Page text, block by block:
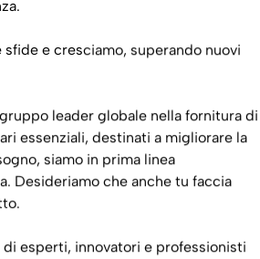
sfide e cresciamo, superando nuovi
leader globale nella fornitura di
essenziali, destinati a migliorare la
siamo in prima linea
Desideriamo che anche tu faccia
esperti, innovatori e professionisti